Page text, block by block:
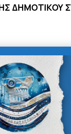
ΔΗΜΟΤΙΚΟΥ
27ης